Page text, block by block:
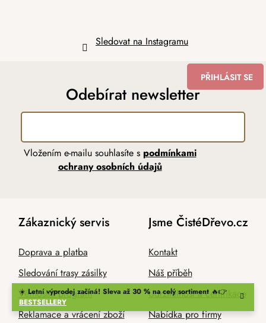
☀️ Letní výprodej začíná! Sleva až 30 % na celý sortiment 🔥👉
BESTSELLERY
Sledovat na Instagramu
Odebírat newsletter
Vložením e-mailu souhlasíte s podmínkami
ochrany osobních údajů
PŘIHLÁSIT SE
Zákaznický servis
Doprava a platba
Sledování trasy zásilky
Věrnostní program
Reklamace a vrácení zboží
Jsme ČistéDřevo.cz
Kontakt
Náš příběh
Udržitelnost a certifikace
Nabídka pro firmy